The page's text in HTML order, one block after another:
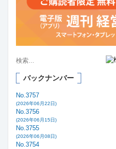
バックナンバー
No.3757
(2026年06月22日)
No.3756
(2026年06月15日)
No.3755
(2026年06月08日)
No.3754